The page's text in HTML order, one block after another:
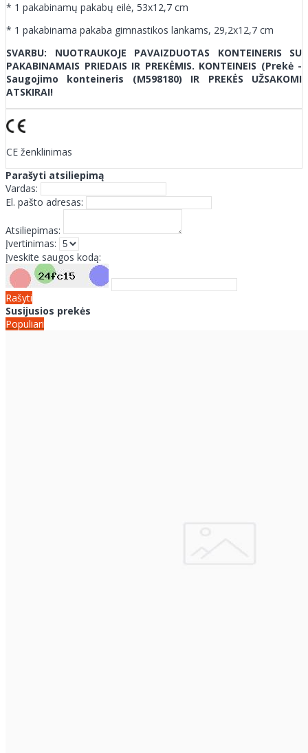
* 1 pakabinamų pakabų eilė, 53x12,7 cm
* 1 pakabinama pakaba gimnastikos lankams, 29,2x12,7 cm
SVARBU: NUOTRAUKOJE PAVAIZDUOTAS KONTEINERIS SU
PAKABINAMAIS PRIEDAIS IR PREKĖMIS. KONTEINEIS (Prekė -
Saugojimo konteineris (M598180) IR PREKĖS UŽSAKOMI
ATSKIRAI!
CE ženklinimas
Parašyti atsiliepimą
Vardas:
El. pašto adresas:
Atsiliepimas:
Įvertinimas:
Įveskite saugos kodą:
Rašyti
Susijusios prekės
Populiari